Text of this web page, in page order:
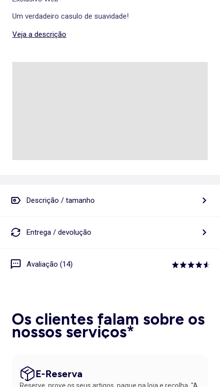
Um verdadeiro casulo de suavidade!
Veja a descrição
Descrição / tamanho
Entrega / devolução
Avaliação (14)
Os clientes falam sobre os
nossos serviços*
E-Reserva